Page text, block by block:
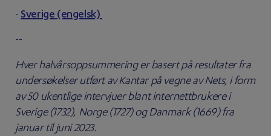
-Sverige(engelsk)
--
Hver halvårsoppsummering er basert på resultater fra
undersøkelser utført av Kantar på vegne av Nets, i form
av 50 ukentlige intervjuer blant internettbrukere i
Sverige (1732), Norge (1727) og Danmark (1669) fra
januar til juni 2023.